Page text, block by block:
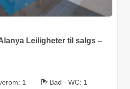
Leiligheter til salgs –
1 Bad - WC: 1